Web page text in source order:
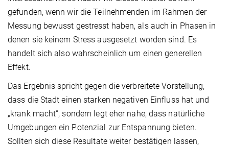
gefunden, wenn wir die Teilnehmenden im Rahmen der
Messung bewusst gestresst haben, als auch in Phasen in
denen sie keinem Stress ausgesetzt worden sind. Es
handelt sich also wahrscheinlich um einen generellen
Effekt.
Das Ergebnis spricht gegen die verbreitete Vorstellung,
dass die Stadt einen starken negativen Einfluss hat und
„krank macht“, sondern legt eher nahe, dass natürliche
Umgebungen ein Potenzial zur Entspannung bieten.
Sollten sich diese Resultate weiter bestätigen lassen,